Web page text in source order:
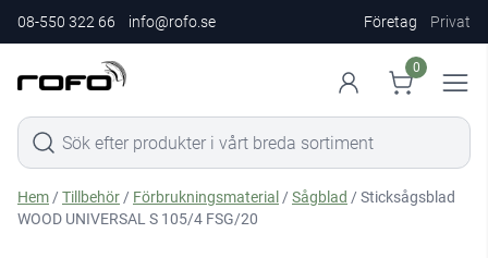
08-550 322 66 info@rofo.se Företag Privat
0
Hem /Tillbehör / Förbrukningsmaterial /Sågblad / Sticksågsblad
WOOD UNIVERSAL S 105/4 FSG/20